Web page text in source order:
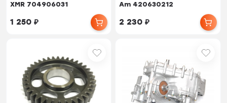
XMR 704906031
1 250₽
Am 420630212
2 230₽